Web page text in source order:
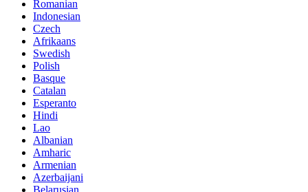
Romanian
Indonesian
Czech
Afrikaans
Swedish
Polish
Basque
Catalan
Esperanto
Hindi
Lao
Albanian
Amharic
Armenian
Azerbaijani